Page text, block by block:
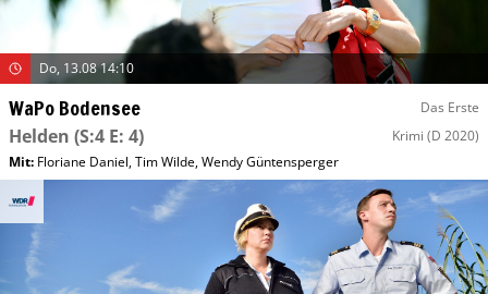
Do, 13.08 14:10
WaPo Bodensee Das Erste
Helden (S:4 E: 4) Krimi (D 2020)
Mit: Floriane Daniel,Tim Wilde,Wendy Güntensperger